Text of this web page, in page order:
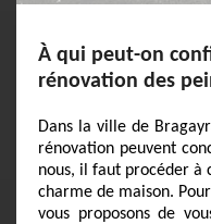
À qui peut-on
rénovation des
Dans la ville de
rénovation peuvent
nous, il faut procéder à
charme de maison.
vous proposons de